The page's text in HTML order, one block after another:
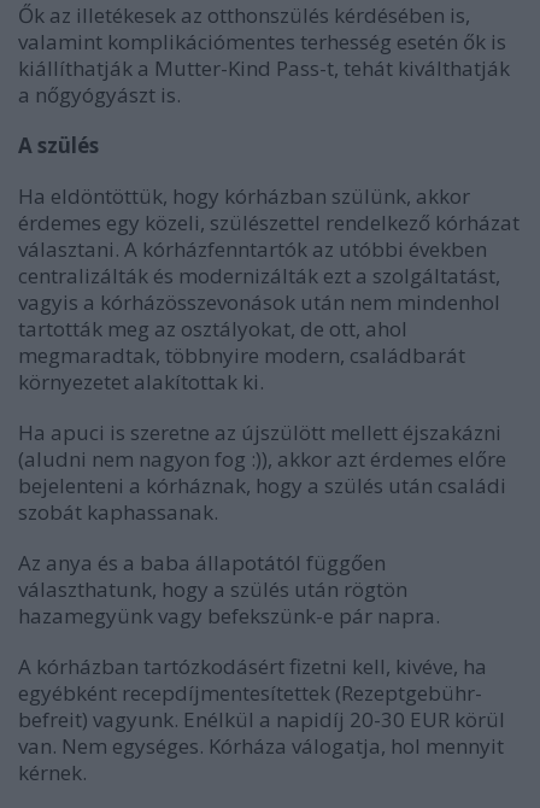
Ők az illetékesek az otthonszülés kérdésében is,
valamint komplikációmentes terhesség esetén ők is
kiállíthatják a Mutter-Kind Pass-t, tehát kiválthatják
a nőgyógyászt is.
A szülés
Ha eldöntöttük, hogy kórházban szülünk, akkor
érdemes egy közeli, szülészettel rendelkező kórházat
választani. A kórházfenntartók az utóbbi években
centralizálták és modernizálták ezt a szolgáltatást,
vagyis a kórházösszevonások után nem mindenhol
tartották meg az osztályokat, de ott, ahol
megmaradtak, többnyire modern, családbarát
környezetet alakítottak ki.
Ha apuci is szeretne az újszülött mellett éjszakázni
(aludni nem nagyon fog :)), akkor azt érdemes előre
bejelenteni a kórháznak, hogy a szülés után családi
szobát kaphassanak.
Az anya és a baba állapotától függően
választhatunk, hogy a szülés után rögtön
hazamegyünk vagy befekszünk-e pár napra.
A kórházban tartózkodásért fizetni kell, kivéve, ha
egyébként recepdíjmentesítettek (Rezeptgebühr-
befreit) vagyunk. Enélkül a napidíj 20-30 EUR körül
van. Nem egységes. Kórháza válogatja, hol mennyit
kérnek.